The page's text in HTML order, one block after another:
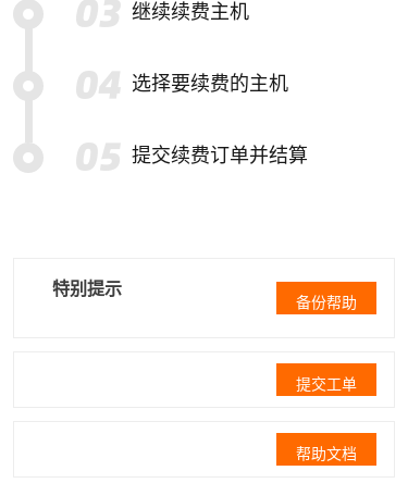
继续续费主机
选择要续费的主机
提交续费订单并结算
特别提示
备份帮助
提交工单
帮助文档